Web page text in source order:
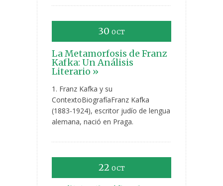
30 OCT
La Metamorfosis de Franz
Kafka: Un Análisis
Literario »
1. Franz Kafka y su
ContextoBiografíaFranz Kafka
(1883-1924), escritor judío de lengua
alemana, nació en Praga.
22 OCT